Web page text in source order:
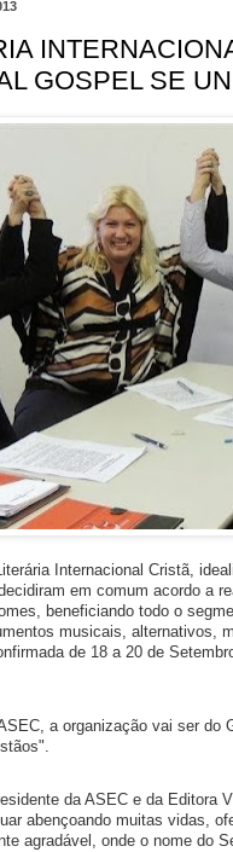
GOSPEL SE
Internacional Cristã,
em comum acordo a
beneficiando todo o
musicais, alternativos,
de 18 a 20 de
a organização vai ser do
da ASEC e da Editora
abençoando muitas vidas,
agradável, onde o nome do